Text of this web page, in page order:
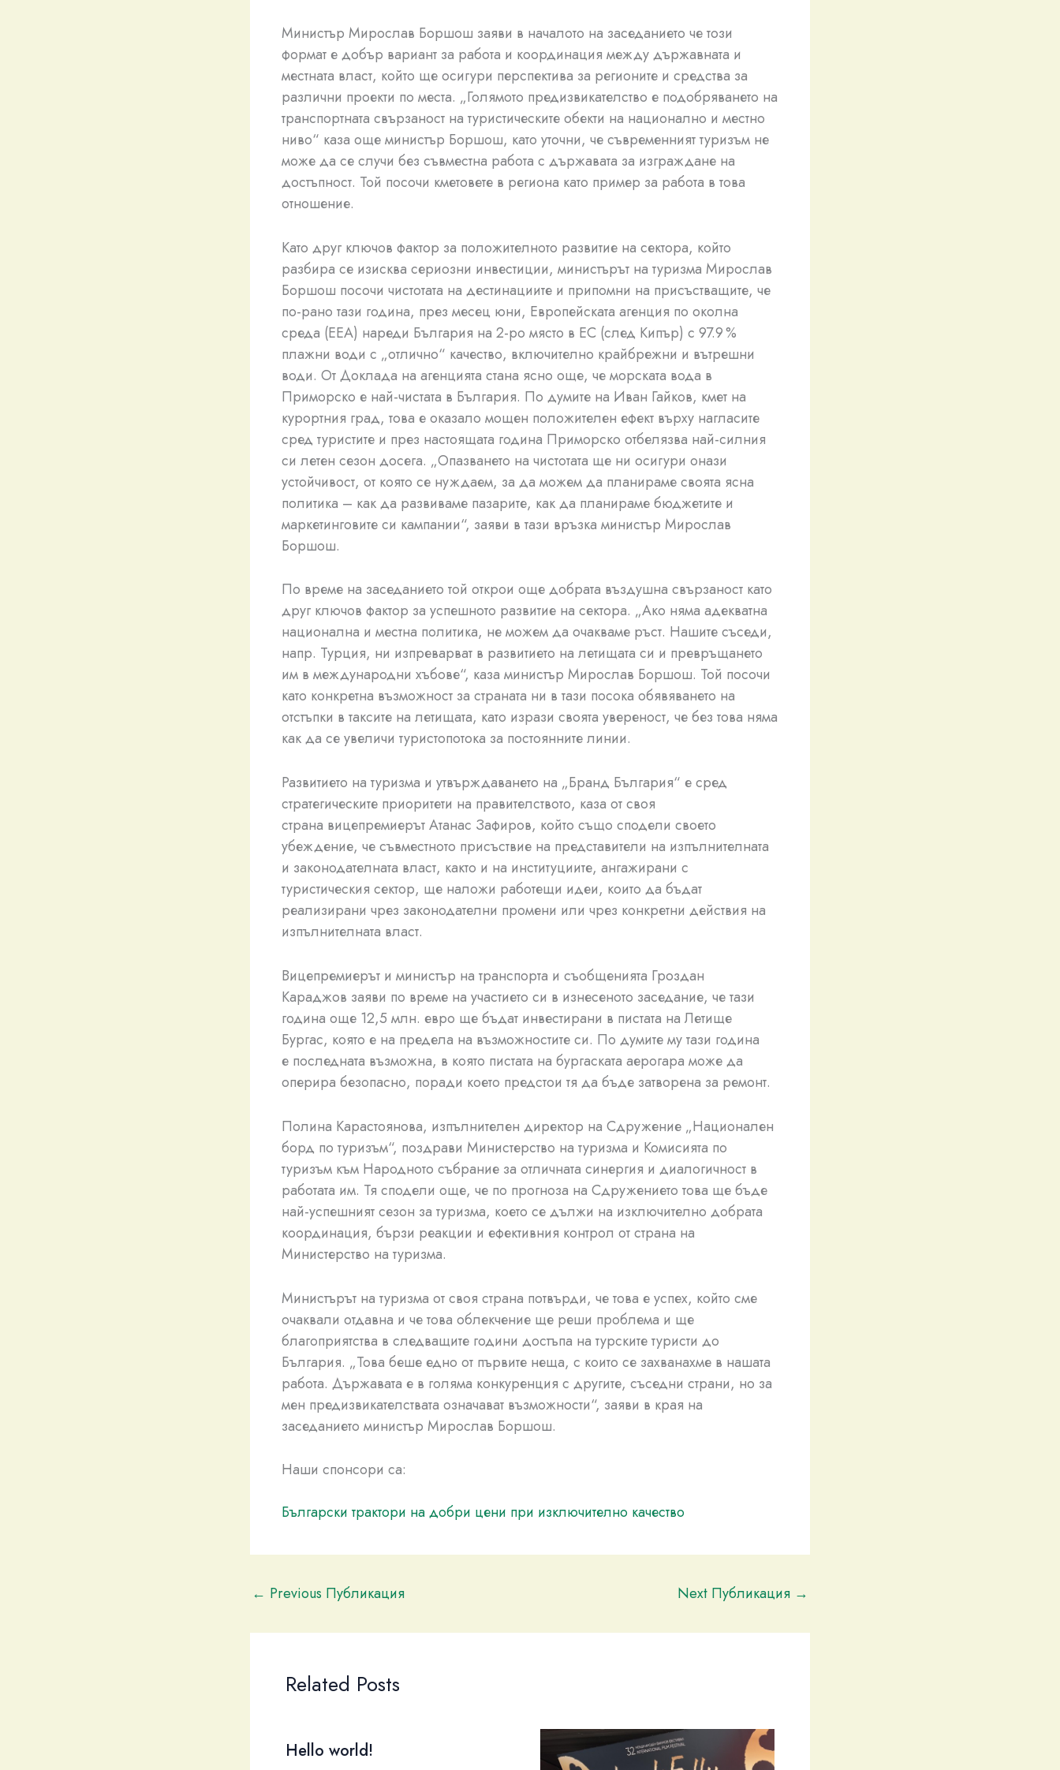
Министър Мирослав Боршош заяви в началото на заседанието че този
формат е добър вариант за работа и координация между държавната и
местната власт, който ще осигури перспектива за регионите и средства за
различни проекти по места. „Голямото предизвикателство е подобряването на
транспортната свързаност на туристическите обекти на национално и местно
ниво“ каза още министър Боршош, като уточни, че съвременният туризъм не
може да се случи без съвместна работа с държавата за изграждане на
достъпност. Той посочи кметовете в региона като пример за работа в това
отношение.
Като друг ключов фактор за положителното развитие на сектора, който
разбира се изисква сериозни инвестиции, министърът на туризма Мирослав
Боршош посочи чистотата на дестинациите и припомни на присъстващите, че
по-рано тази година, през месец юни, Европейската агенция по околна
среда (EEA) нареди България на 2-ро място в ЕС (след Кипър) с 97.9 %
плажни води с „отлично“ качество, включително крайбрежни и вътрешни
води. От Доклада на агенцията стана ясно още, че морската вода в
Приморско е най-чистата в България. По думите на Иван Гайков, кмет на
курортния град, това е оказало мощен положителен ефект върху нагласите
сред туристите и през настоящата година Приморско отбелязва най-силния
си летен сезон досега. „Опазването на чистотата ще ни осигури онази
устойчивост, от която се нуждаем, за да можем да планираме своята ясна
политика – как да развиваме пазарите, как да планираме бюджетите и
маркетинговите си кампании“, заяви в тази връзка министър Мирослав
Боршош.
По време на заседанието той открои още добрата въздушна свързаност като
друг ключов фактор за успешното развитие на сектора. „Ако няма адекватна
национална и местна политика, не можем да очакваме ръст. Нашите съседи,
напр. Турция, ни изпреварват в развитието на летищата си и превръщането
им в международни хъбове“, каза министър Мирослав Боршош. Той посочи
като конкретна възможност за страната ни в тази посока обявяването на
отстъпки в таксите на летищата, като изрази своята увереност, че без това няма
как да се увеличи туристопотока за постоянните линии.
Развитието на туризма и утвърждаването на „Бранд България“ е сред
стратегическите приоритети на правителството, каза от своя
страна вицепремиерът Атанас Зафиров, който също сподели своето
убеждение, че съвместното присъствие на представители на изпълнителната
и законодателната власт, както и на институциите, ангажирани с
туристическия сектор, ще наложи работещи идеи, които да бъдат
реализирани чрез законодателни промени или чрез конкретни действия на
изпълнителната власт.
Вицепремиерът и министър на транспорта и съобщенията Гроздан
Караджов заяви по време на участието си в изнесеното заседание, че тази
година още 12,5 млн. евро ще бъдат инвестирани в пистата на Летище
Бургас, която е на предела на възможностите си. По думите му тази година
е последната възможна, в която пистата на бургаската аерогара може да
оперира безопасно, поради което предстои тя да бъде затворена за ремонт.
Полина Карастоянова, изпълнителен директор на Сдружение „Национален
борд по туризъм“, поздрави Министерство на туризма и Комисията по
туризъм към Народното събрание за отличната синергия и диалогичност в
работата им. Тя сподели още, че по прогноза на Сдружението това ще бъде
най-успешният сезон за туризма, което се дължи на изключително добрата
координация, бързи реакции и ефективния контрол от страна на
Министерство на туризма.
Министърът на туризма от своя страна потвърди, че това е успех, който сме
очаквали отдавна и че това облекчение ще реши проблема и ще
благоприятства в следващите години достъпа на турските туристи до
България. „Това беше едно от първите неща, с които се захванахме в нашата
работа. Държавата е в голяма конкуренция с другите, съседни страни, но за
мен предизвикателствата означават възможности“, заяви в края на
заседанието министър Мирослав Боршош.
Наши спонсори са:
Български трактори на добри цени при изключително качество
← Previous Публикация Next Публикация →
Related Posts
Hello world!